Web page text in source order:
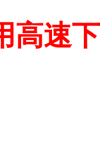
高速